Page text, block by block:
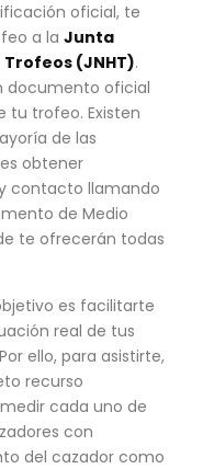
oficial, te
a la Junta
(JNHT).
documento oficial
tu trofeo. Existen
de las
obtener
contacto llamando
de Medio
te ofrecerán todas
es facilitarte
real de tus
ello, para asistirte,
recurso
cada uno de
con
del cazador como